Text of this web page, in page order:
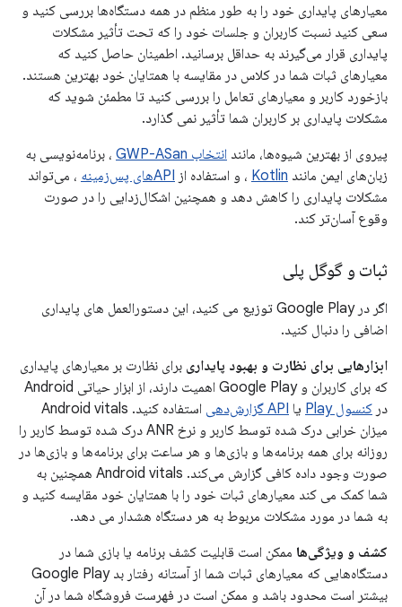
معیارهای پایداری خود را به طور منظم در همه دستگاه‌ها بررسی کنید و
سعی کنید نسبت کاربران و جلسات خود را که تحت تأثیر مشکلات
پایداری قرار می‌گیرند به حداقل برسانید. اطمینان حاصل کنید که
معیارهای ثبات شما در کلاس در مقایسه با همتایان خود بهترین هستند.
بازخورد کاربر و معیارهای تعامل را بررسی کنید تا مطمئن شوید که
مشکلات پایداری بر کاربران شما تأثیر نمی گذارد.
پیروی از بهترین شیوه‌ها، مانند انتخاب GWP-ASan
، برنامه‌نویسی به
زبان‌های ایمن مانند Kotlin ، و استفاده از APIهای پس‌زمینه
، می‌تواند
مشکلات پایداری را کاهش دهد و همچنین اشکال‌زدایی را در صورت
وقوع آسان‌تر کند.
ثبات و گوگل پلی
اگر در Google Play توزیع می کنید، این دستورالعمل های پایداری
اضافی را دنبال کنید.
ابزارهایی برای نظارت و بهبود پایداری برای نظارت بر معیارهای پایداری
که برای کاربران و Google Play اهمیت دارند، از ابزار حیاتی Android
در کنسول Play یا API گزارش‌دهی
استفاده کنید. Android vitals
میزان خرابی درک شده توسط کاربر و نرخ ANR درک شده توسط کاربر را
روزانه برای همه برنامه‌ها و بازی‌ها و هر ساعت برای برنامه‌ها و بازی‌ها در
صورت وجود داده کافی گزارش می‌کند. Android vitals همچنین به
شما کمک می کند معیارهای ثبات خود را با همتایان خود مقایسه کنید و
به شما در مورد مشکلات مربوط به هر دستگاه هشدار می دهد.
کشف و ویژگی‌ها ممکن است قابلیت کشف برنامه یا بازی شما در
دستگاه‌هایی که معیارهای ثبات شما از آستانه رفتار بد Google Play
بیشتر است محدود باشد و ممکن است در فهرست فروشگاه شما در آن